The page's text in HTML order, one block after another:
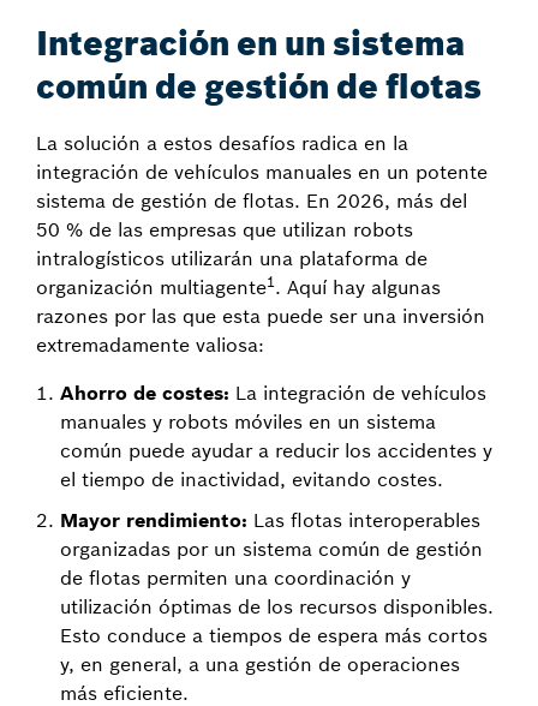
Integración en un sistema
común de gestión de flotas
La solución a estos desafíos radica en la
integración de vehículos manuales en un potente
sistema de gestión de flotas. En 2026, más del
50 % de las empresas que utilizan robots
intralogísticos utilizarán una plataforma de
organización multiagente1. Aquí hay algunas
razones por las que esta puede ser una inversión
extremadamente valiosa:
Ahorro de costes: La integración de vehículos
manuales y robots móviles en un sistema
común puede ayudar a reducir los accidentes y
el tiempo de inactividad, evitando costes.
Mayor rendimiento: Las flotas interoperables
organizadas por un sistema común de gestión
de flotas permiten una coordinación y
utilización óptimas de los recursos disponibles.
Esto conduce a tiempos de espera más cortos
y, en general, a una gestión de operaciones
más eficiente.